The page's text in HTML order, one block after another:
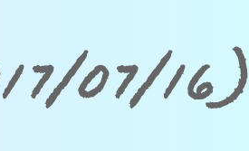
07/16)